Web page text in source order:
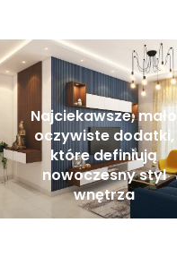
Najciekawsze, mało
oczywiste dodatki,
które definiują
nowoczesny styl
wnętrza